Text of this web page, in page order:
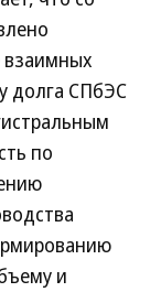
взаимных
долга СПбЭС
по
и